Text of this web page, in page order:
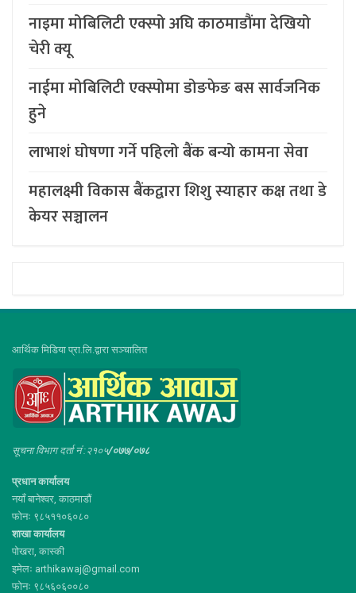
नाइमा मोबिलिटी एक्स्पो अघि काठमाडौंमा देखियो
चेरी क्यू
नाईमा मोबिलिटी एक्स्पोमा डोङफेङ बस सार्वजनिक
हुने
लाभाशं घोषणा गर्ने पहिलो बैंक बन्यो कामना सेवा
महालक्ष्मी विकास बैंकद्वारा शिशु स्याहार कक्ष तथा डे
केयर सञ्चालन
आर्थिक मिडिया प्रा.लि.द्वारा सञ्चालित
सूचना विभाग दर्ता नं :२१०५/०७७/०७८
प्रधान कार्यालय
नयाँ बानेश्वर, काठमाडौं
फोनः ९८५११०६०८०
शाखा कार्यालय
पोखरा, कास्की
इमेलः arthikawaj@gmail.com
फोनः ९८५६०६००८०